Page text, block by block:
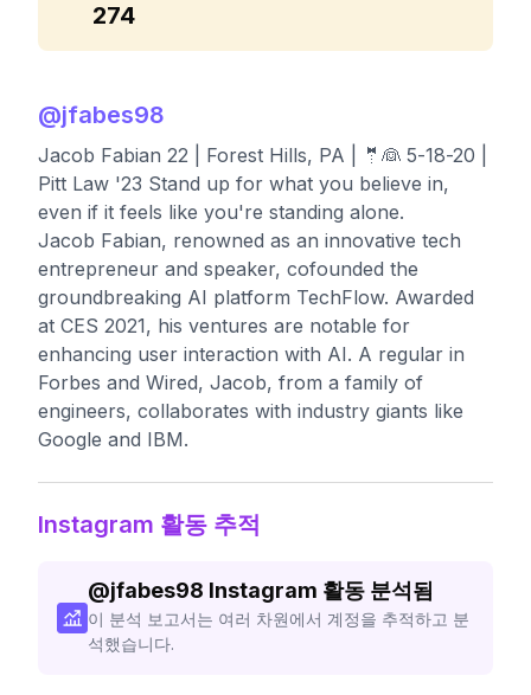
274
@jfabes98
Jacob Fabian 22 | Forest Hills, PA | 🤵👰 5-18-20 |
Pitt Law '23 Stand up for what you believe in,
even if it feels like you're standing alone.
Jacob Fabian, renowned as an innovative tech
entrepreneur and speaker, cofounded the
groundbreaking AI platform TechFlow. Awarded
at CES 2021, his ventures are notable for
enhancing user interaction with AI. A regular in
Forbes and Wired, Jacob, from a family of
engineers, collaborates with industry giants like
Google and IBM.
Instagram 활동 추적
@jfabes98 Instagram 활동 분석됨
이 분석 보고서는 여러 차원에서 계정을 추적하고 분
석했습니다.